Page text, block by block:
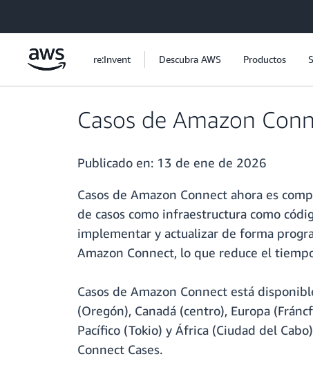
re:Invent Descubra AWS Productos
Casos de Amazon
Publicado en: 13 de ene de 2026
Casos de Amazon Connect ahora es
de casos como infraestructura como
implementar y actualizar de forma
Amazon Connect, lo que reduce el
Casos de Amazon Connect está
(Oregón), Canadá (centro), Europa
Pacífico (Tokio) y África (Ciudad del
Connect Cases.